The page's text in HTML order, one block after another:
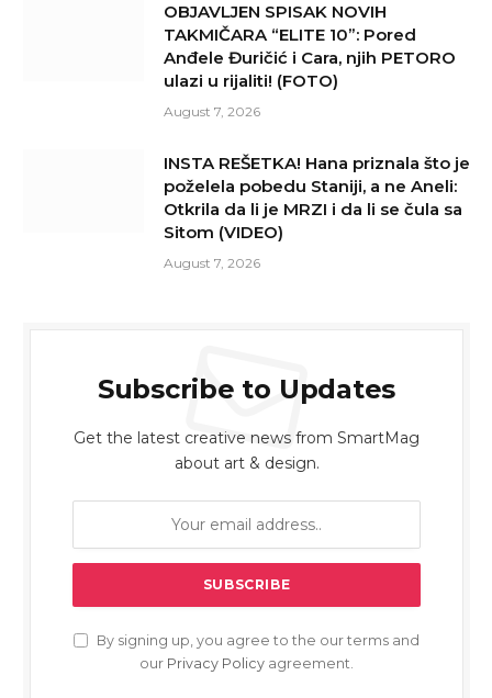
OBJAVLJEN SPISAK NOVIH
TAKMIČARA “ELITE 10”: Pored
Anđele Đuričić i Cara, njih PETORO
ulazi u rijaliti! (FOTO)
August 7, 2026
INSTA REŠETKA! Hana priznala što je
poželela pobedu Staniji, a ne Aneli:
Otkrila da li je MRZI i da li se čula sa
Sitom (VIDEO)
August 7, 2026
Subscribe to Updates
Get the latest creative news from SmartMag
about art & design.
By signing up, you agree to the our terms and
our Privacy Policy agreement.